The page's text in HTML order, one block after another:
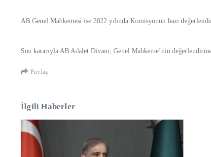
AB Genel Mahkemesi ise 2022 yılında Komisyonun bazı
Son kararıyla AB Adalet Divanı, Genel Mahkeme’nin
Paylaş
İlgili Haberler